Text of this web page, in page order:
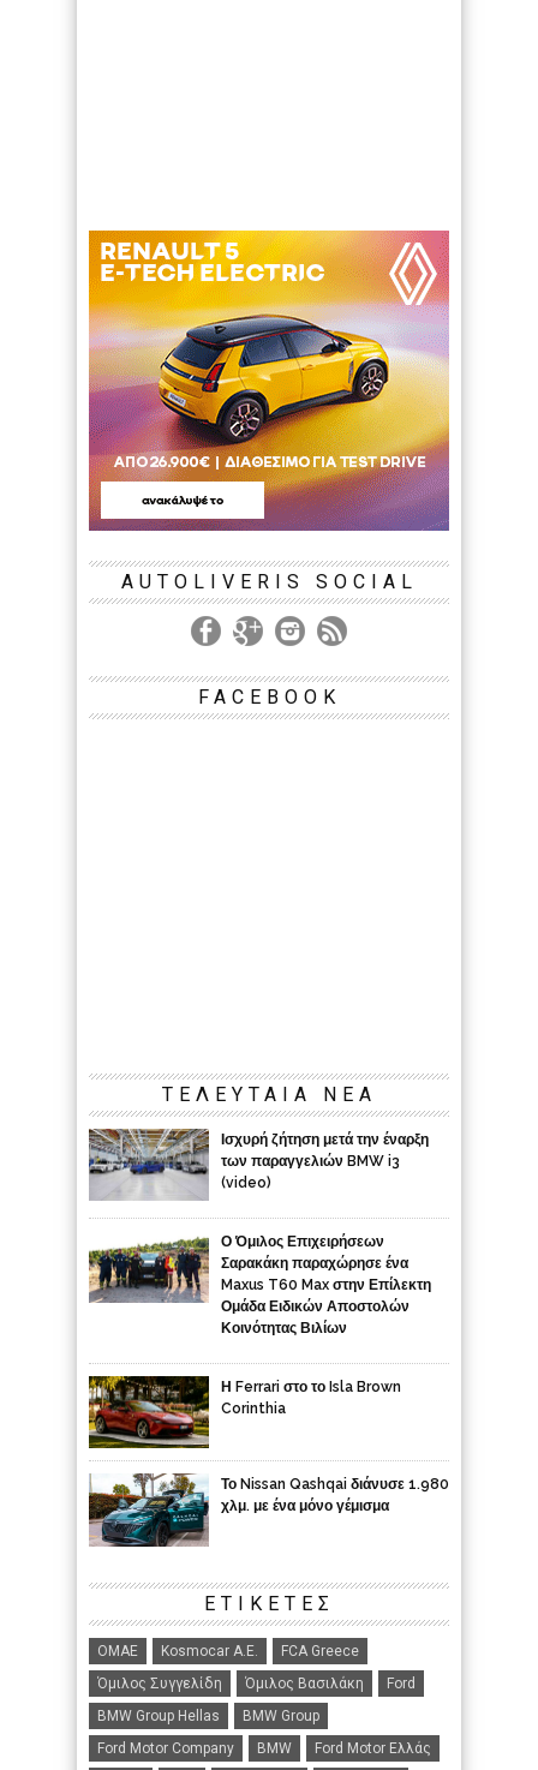
AUTOLIVERIS SOCIAL
FACEBOOK
ΤΕΛΕΥΤΑΙΑ ΝΕΑ
Ισχυρή ζήτηση μετά την έναρξη
των παραγγελιών BMW i3
(video)
Ο Όμιλος Επιχειρήσεων
Σαρακάκη παραχώρησε ένα
Maxus T60 Max στην Επίλεκτη
Ομάδα Ειδικών Αποστολών
Κοινότητας Βιλίων
Η Ferrari στο το Isla Brown
Corinthia
Το Nissan Qashqai διάνυσε 1.980
χλμ. με ένα μόνο γέμισμα
ΕΤΙΚΈΤΕΣ
ΟΜΑΕ Kosmocar Α.Ε.
FCA Greece
Όμιλος Συγγελίδη
Όμιλος Βασιλάκη
Ford
BMW Group Hellas
BMW Group
Ford Motor Company
BMW
Ford Motor Ελλάς